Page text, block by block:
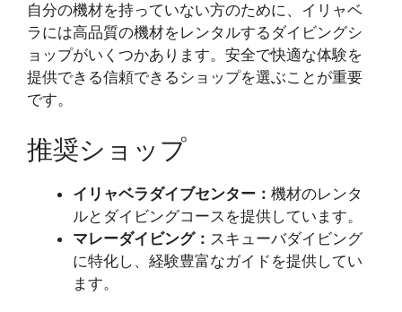
自分の機材を持っていない方のために、イリャベ
ラには高品質の機材をレンタルするダイビングシ
ョップがいくつかあります。安全で快適な体験を
提供できる信頼できるショップを選ぶことが重要
です。
推奨ショップ
イリャベラダイブセンター： 機材のレンタ
ルとダイビングコースを提供しています。
マレーダイビング： スキューバダイビング
に特化し、経験豊富なガイドを提供してい
ます。